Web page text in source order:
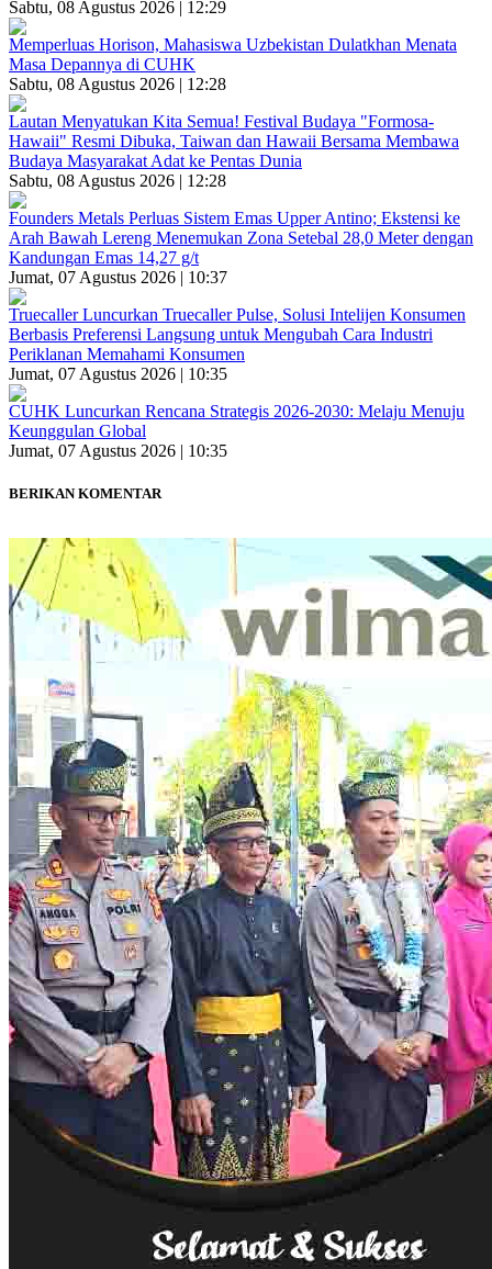
Sabtu, 08 Agustus 2026 | 12:29
Memperluas Horison, Mahasiswa Uzbekistan Dulatkhan Menata
Masa Depannya di CUHK
Sabtu, 08 Agustus 2026 | 12:28
Lautan Menyatukan Kita Semua! Festival Budaya "Formosa-
Hawaii" Resmi Dibuka, Taiwan dan Hawaii Bersama Membawa
Budaya Masyarakat Adat ke Pentas Dunia
Sabtu, 08 Agustus 2026 | 12:28
Founders Metals Perluas Sistem Emas Upper Antino; Ekstensi ke
Arah Bawah Lereng Menemukan Zona Setebal 28,0 Meter dengan
Kandungan Emas 14,27 g/t
Jumat, 07 Agustus 2026 | 10:37
Truecaller Luncurkan Truecaller Pulse, Solusi Intelijen Konsumen
Berbasis Preferensi Langsung untuk Mengubah Cara Industri
Periklanan Memahami Konsumen
Jumat, 07 Agustus 2026 | 10:35
CUHK Luncurkan Rencana Strategis 2026-2030: Melaju Menuju
Keunggulan Global
Jumat, 07 Agustus 2026 | 10:35
BERIKAN KOMENTAR